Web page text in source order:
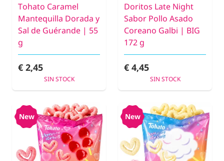
Tohato Caramel
Mantequilla Dorada y
Sal de Guérande | 55
g
€ 2,45
SIN STOCK
Doritos Late Night
Sabor Pollo Asado
Coreano Galbi | BIG
172 g
€ 4,45
SIN STOCK
New New